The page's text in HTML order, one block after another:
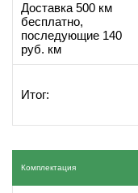
Доставка 500 км
бесплатно,
последующие 140
руб. км
Итог:
Комплектация